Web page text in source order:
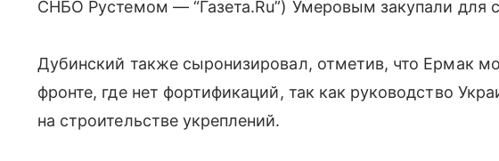
СНБО Рустемом — “Газета.Ru”) Умеровым закупали для
Дубинский также сыронизировал, отметив, что Ермак
фронте, где нет фортификаций, так как руководство
на строительстве укреплений.